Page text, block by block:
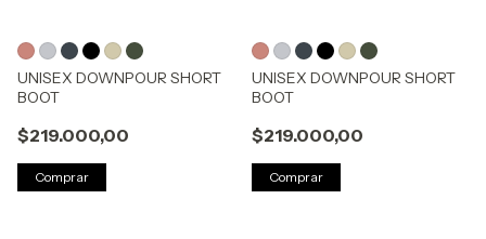
UNISEX DOWNPOUR SHORT
BOOT
$219.000,00
Comprar
UNISEX DOWNPOUR SHORT
BOOT
$219.000,00
Comprar